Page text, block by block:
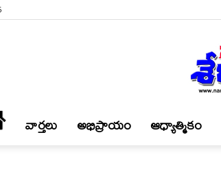
వార్త‌లు అభిప్రాయం ఆధ్యాత్మికం